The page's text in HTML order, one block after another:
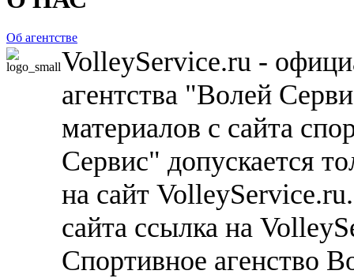
Об агентстве
VolleyService.ru -
агентства "Волей
материалов с сайта
Сервис" допускается
на сайт
сайта ссылка на
Спортивное агенство